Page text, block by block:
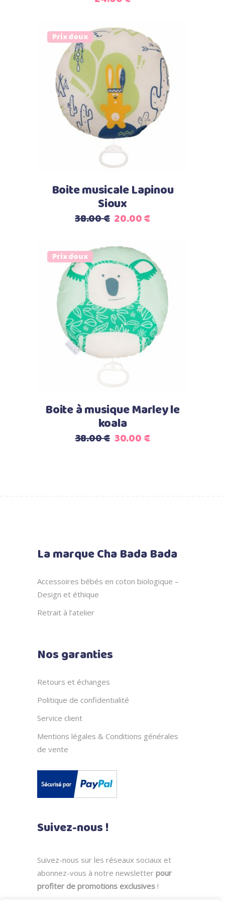
Prix doux
Select options
Boite musicale Lapinou
Sioux
38.00€ Le
initial
était :
38.00 €.
20.00€Le
est :
20.00 €.
Prix doux
Select options
Boite à musique Marley le
koala
38.00€ Le
30.00€Le
La marque Cha Bada Bada
Accessoires bébés en coton biologique –
Design et éthique
Retrait à l’atelier
Nos garanties
Retours et échanges
Politique de confidentialité
Service client
Mentions légales & Conditions générales
de vente
Suivez-nous !
Suivez-nous sur les réseaux sociaux et
abonnez-vous à notre newsletter pour
profiter de promotions exclusives !